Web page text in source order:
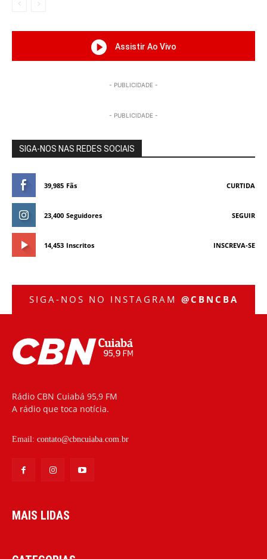
Assistir Ao Vivo
- PUBLICIDADE -
- PUBLICIDADE -
SIGA-NOS NAS REDES SOCIAIS
39,985 Fãs CURTIDA
23,400 Seguidores SEGUIR
14,453 Inscritos INSCREVA-SE
SIGA-NOS NO INSTAGRAM @CBNCBA
Rádio CBN Cuiabá 95,9 FM
A rádio que toca notícia.
Email: contato@cbncuiaba.com.br
MAIS LIDAS